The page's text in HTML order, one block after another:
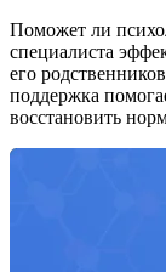
Поможет ли
специалиста
его
поддержка
восстановить